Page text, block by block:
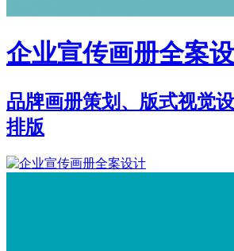
企业宣传画册全案
品牌画册策划、版式视觉
排版